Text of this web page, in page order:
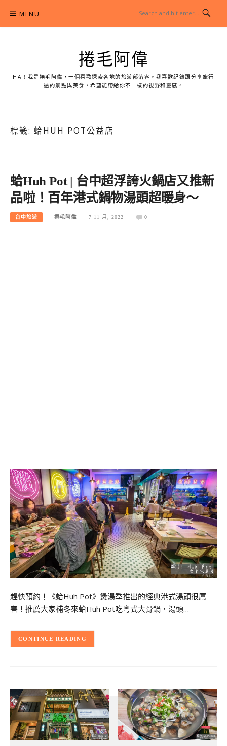
content
MENU
捲毛阿偉
HA！我是捲毛阿偉，一個喜歡探索各地的旅遊部落客。我喜歡紀錄跟分享旅行
過的景點與美食，希望能帶給你不一樣的視野和靈感。
標籤: 蛤HUH POT公益店
蛤Huh Pot | 台中超浮誇火鍋店又推新
品啦！百年港式鍋物湯頭超暖身～
台中旅遊 捲毛阿偉 7 11 月, 2022 0
趕快預約！《蛤Huh Pot》煲湯季推出的經典港式湯頭很厲
害！推薦大家補冬來蛤Huh Pot吃粵式大骨鍋，湯頭…
CONTINUE READING